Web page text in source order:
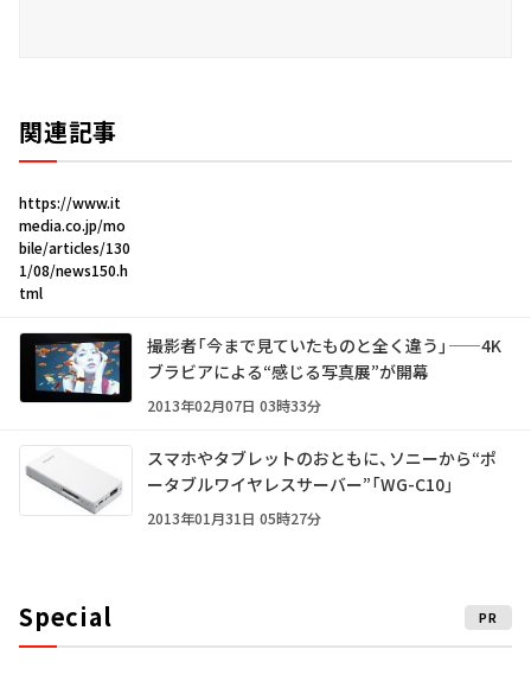
関連記事
https://www.it
media.co.jp/mo
bile/articles/130
1/08/news150.h
tml
撮影者「今まで見ていたものと全く違う」——4K
ブラビアによる“感じる写真展”が開幕
2013年02月07日 03時33分
スマホやタブレットのおともに、ソニーから“ポ
ータブルワイヤレスサーバー”「WG-C10」
2013年01月31日 05時27分
Special PR